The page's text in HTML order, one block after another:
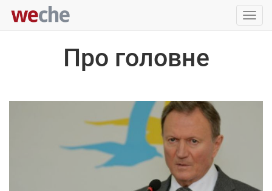
Про головне